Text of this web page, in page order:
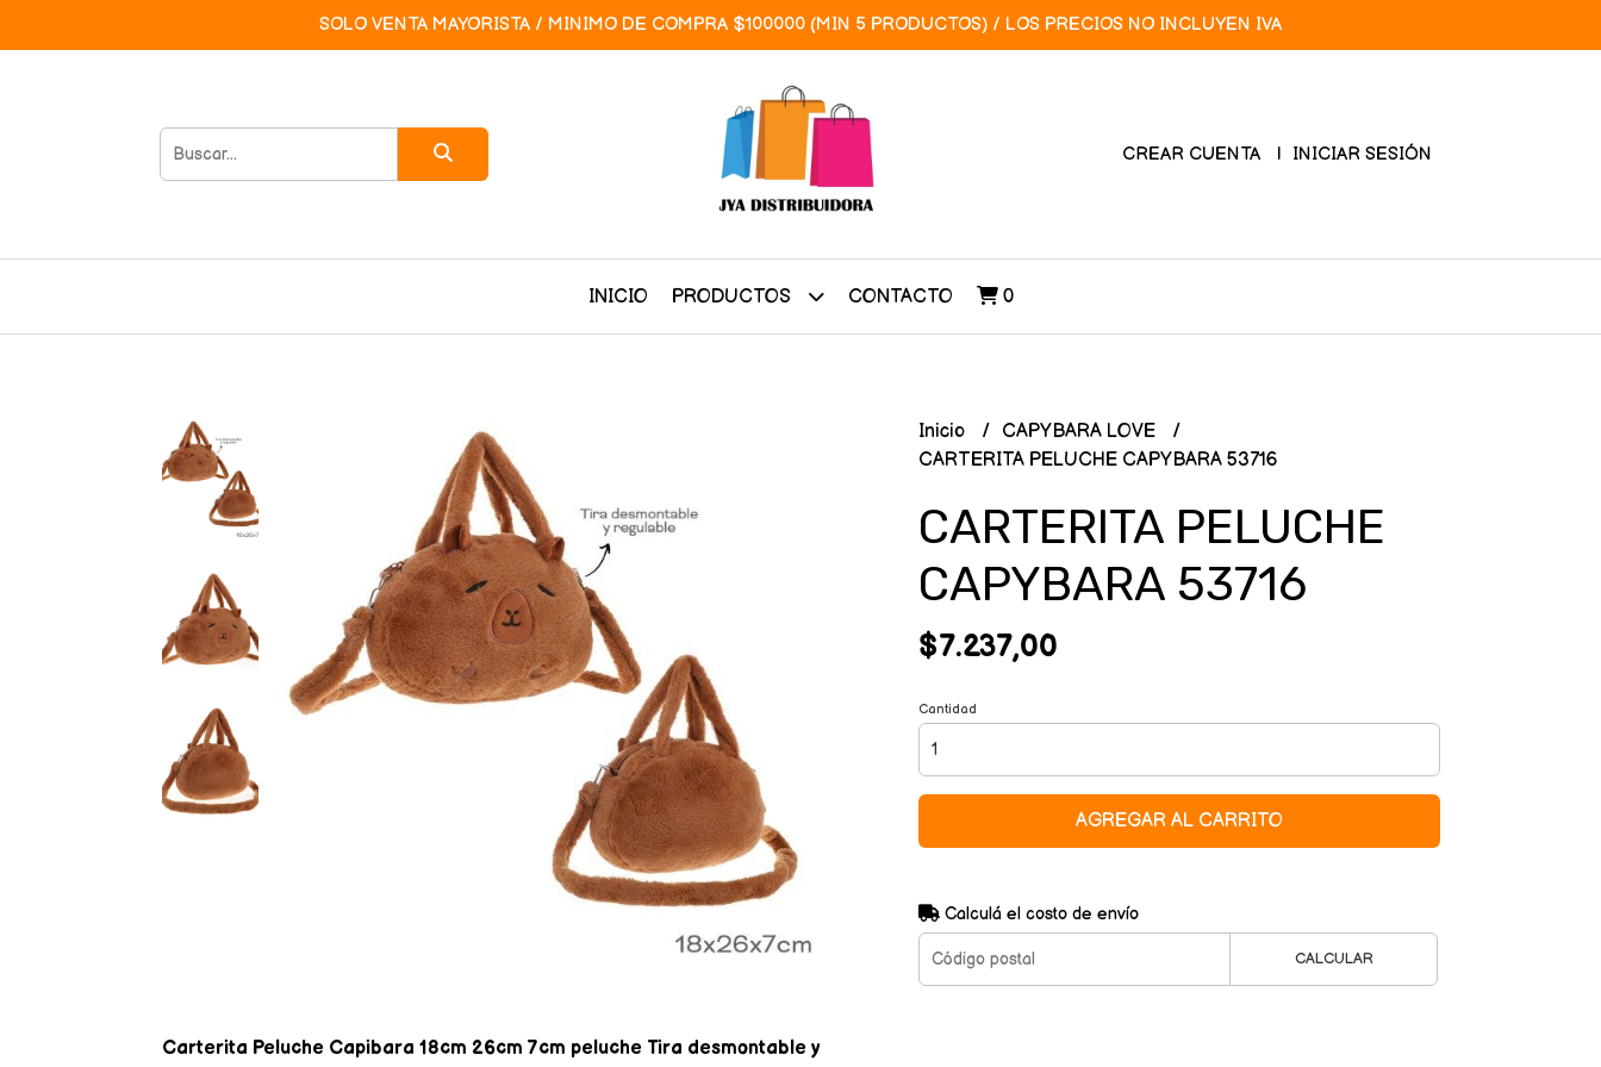
SOLO VENTA MAYORISTA / MINIMO DE COMPRA $100000 (MIN 5 PRODUCTOS) / LOS PRECIOS NO INCLUYEN IVA
CREAR CUENTA INICIAR SESIÓN
INICIO PRODUCTOS CONTACTO 0
Carterita Peluche Capibara 18cm 26cm 7cm peluche Tira desmontable y
Inicio
CAPYBARA LOVE
CARTERITA PELUCHE CAPYBARA 53716
CARTERITA PELUCHE
CAPYBARA 53716
$7.237,00
Cantidad
AGREGAR AL CARRITO
Calculá el costo de envío
CALCULAR